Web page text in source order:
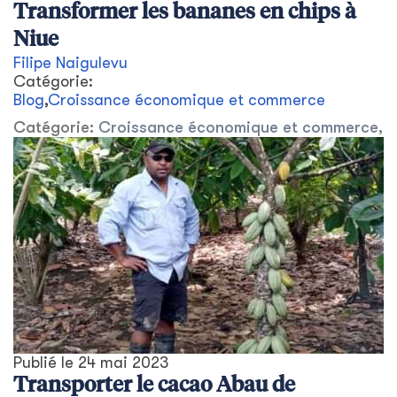
Transformer les bananes en chips à
Niue
Filipe Naigulevu
Catégorie:
Blog,Croissance économique et commerce
Catégorie: Croissance économique et commerce,
Publié le 24 mai 2023
Transporter le cacao Abau de